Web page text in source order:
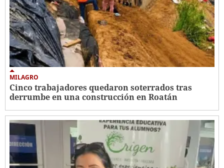
MILAGRO
Cinco trabajadores quedaron soterrados tras
derrumbe en una construcción en Roatán